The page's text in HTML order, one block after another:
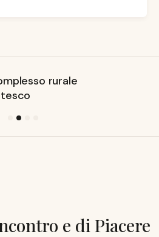
rurale
e di Piacere